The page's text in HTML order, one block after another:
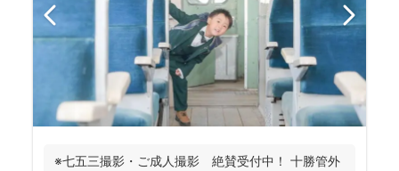
※七五三撮影・ご成人撮影 絶賛受付中！ 十勝管外